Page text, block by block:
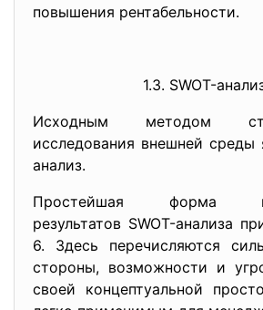
повышения рентабельности.
1.3. SWOT-
Исходным методом
исследования внешней среды
анализ.
Простейшая форма
результатов SWOT-анализа
6. Здесь перечисляются
стороны, возможности и
своей концептуальной